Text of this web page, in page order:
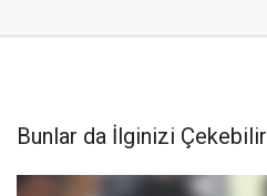
Bunlar da İlginizi Çekebilir